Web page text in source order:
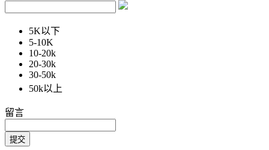
5K以下
5-10K
10-20k
20-30k
30-50k
50k以上
留言